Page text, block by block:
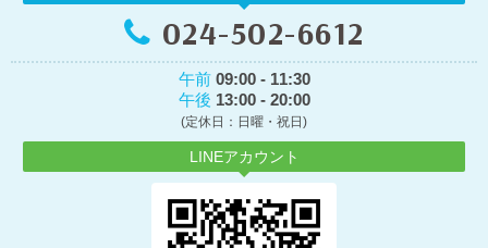
024-502-6612
午前 09:00 - 11:30
午後 13:00 - 20:00
(定休日：日曜・祝日)
LINEアカウント